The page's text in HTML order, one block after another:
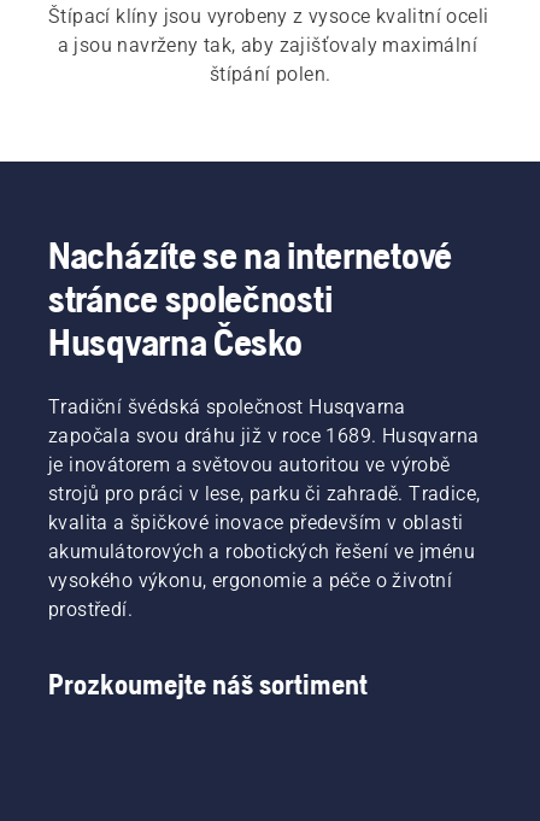
Štípací klíny jsou vyrobeny z vysoce kvalitní oceli
a jsou navrženy tak, aby zajišťovaly maximální
štípání polen.
Nacházíte se na internetové
stránce společnosti
Husqvarna Česko
Tradiční švédská společnost Husqvarna
započala svou dráhu již v roce 1689. Husqvarna
je inovátorem a světovou autoritou ve výrobě
strojů pro práci v lese, parku či zahradě. Tradice,
kvalita a špičkové inovace především v oblasti
akumulátorových a robotických řešení ve jménu
vysokého výkonu, ergonomie a péče o životní
prostředí.
Prozkoumejte náš sortiment